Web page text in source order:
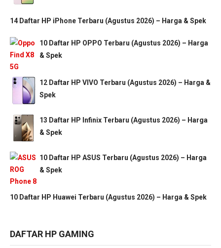
14 Daftar HP iPhone Terbaru (Agustus 2026) – Harga & Spek
10 Daftar HP OPPO Terbaru (Agustus 2026) – Harga
& Spek
12 Daftar HP VIVO Terbaru (Agustus 2026) – Harga &
Spek
13 Daftar HP Infinix Terbaru (Agustus 2026) – Harga
& Spek
10 Daftar HP ASUS Terbaru (Agustus 2026) – Harga
& Spek
10 Daftar HP Huawei Terbaru (Agustus 2026) – Harga & Spek
DAFTAR HP GAMING